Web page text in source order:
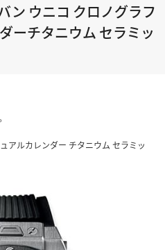
ン ウニコ クロノグラフ
ーチタニウム セラミッ
アルカレンダー チタニウム セラミッ